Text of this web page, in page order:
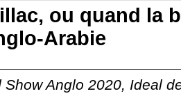
ou quand la
Arabie
Anglo 2020, Ideal